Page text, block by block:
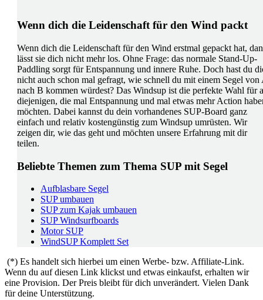
Wenn dich die Leidenschaft für den Wind packt
Wenn dich die Leidenschaft für den Wind erstmal gepackt hat,
lässt sie dich nicht mehr los. Ohne Frage: das normale Stand-Up-
Paddling sorgt für Entspannung und innere Ruhe. Doch hast du
nicht auch schon mal gefragt, wie schnell du mit einem Segel von
nach B kommen würdest? Das Windsup ist die perfekte Wahl für
diejenigen, die mal Entspannung und mal etwas mehr Action
möchten. Dabei kannst du dein vorhandenes SUP-Board ganz
einfach und relativ kostengünstig zum Windsup umrüsten. Wir
zeigen dir, wie das geht und möchten unsere Erfahrung mit dir
teilen.
Beliebte Themen zum Thema SUP mit Segel
Aufblasbare Segel
SUP umbauen
SUP zum Kajak umbauen
SUP Windsurfboards
Motor SUP
WindSUP Komplett Set
(*) Es handelt sich hierbei um einen Werbe- bzw. Affiliate-Link.
Wenn du auf diesen Link klickst und etwas einkaufst, erhalten wir
eine Provision. Der Preis bleibt für dich unverändert. Vielen Dank
für deine Unterstützung.